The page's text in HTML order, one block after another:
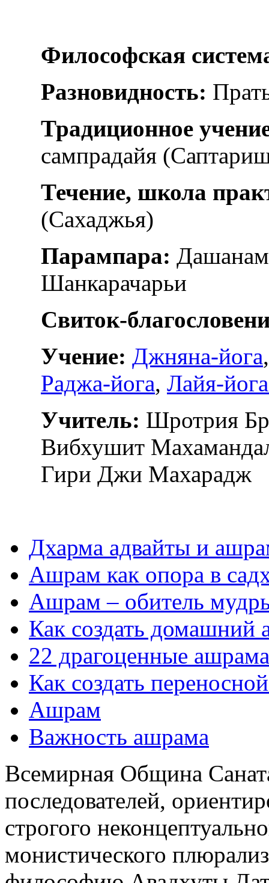
Философская
Разновидность:
Традиционное
сампрадайя
Течение, школа
(Сахаджья)
Парампара:
Шанкарачарьи
Свиток-
Учение: Джняна-йога
Раджа-йога, Лайя-
Учитель: Шротрия
Вибхушит
Гири Джи Махарадж
Дхарма адвайты и
Ашрам как опора в
Ашрам – обитель
Как создать домашний
22 драгоценные
Как создать
Ашрам
Важность ашрама
Всемирная Община
последователей,
строгого
монистического